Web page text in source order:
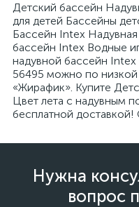
Детский бассейн
для детей Бассейны
Бассейн Intex
бассейн Intex Водные
надувной бассейн
56495 можно по низкой
«Жирафик». Купите
Цвет лета с надувным
бесплатной доставкой!
Нужна
вопрос